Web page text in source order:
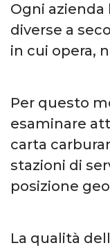
Ogni azienda
diverse a
in cui opera,
Per questo
esaminare
carta
stazioni di
posizione
La qualità